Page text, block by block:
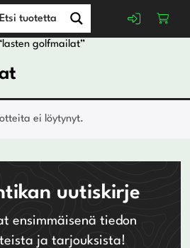
golfmailat”
ei löytynyt.
uutiskirje
ensimmäisenä tiedon
ja tarjouksista!